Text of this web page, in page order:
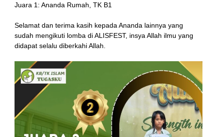
Juara 1: Ananda Rumah, TK B1
Selamat dan terima kasih kepada Ananda lainnya yang
sudah mengikuti lomba di ALISFEST, insya Allah ilmu yang
didapat selalu diberkahi Allah.